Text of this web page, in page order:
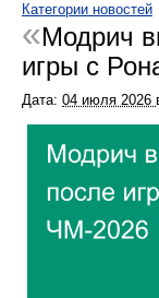
Категории новостей
Модрич
игры с
Дата: 04 июля 2026